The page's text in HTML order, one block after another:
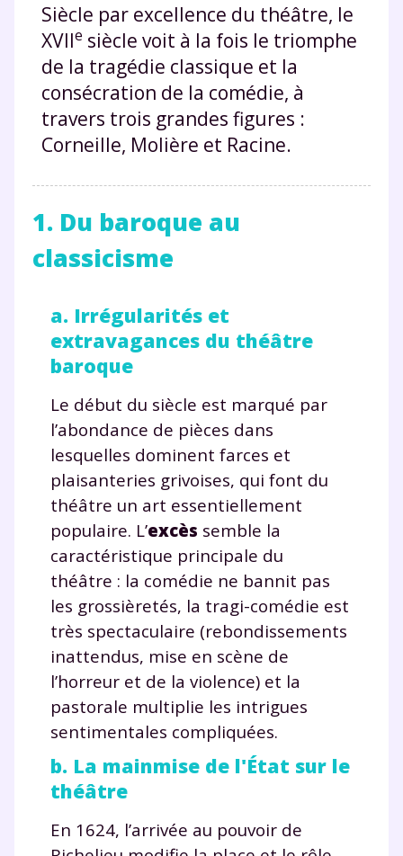
Siècle par excellence du théâtre, le
XVIIe siècle voit à la fois le triomphe
de la tragédie classique et la
consécration de la comédie, à
travers trois grandes figures :
Corneille, Molière et Racine.
1. Du baroque au
classicisme
a. Irrégularités et
extravagances du théâtre
baroque
Le début du siècle est marqué par
l’abondance de pièces dans
lesquelles dominent farces et
plaisanteries grivoises, qui font du
théâtre un art essentiellement
populaire. L’excès semble la
caractéristique principale du
théâtre : la comédie ne bannit pas
les grossièretés, la tragi-comédie est
très spectaculaire (rebondissements
inattendus, mise en scène de
l’horreur et de la violence) et la
pastorale multiplie les intrigues
sentimentales compliquées.
b. La mainmise de l'État sur le
théâtre
En 1624, l’arrivée au pouvoir de